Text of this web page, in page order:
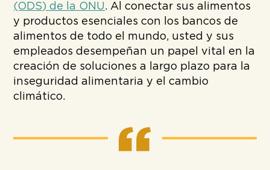
(ODS) de la ONU. Al conectar sus alimentos
y productos esenciales con los bancos de
alimentos de todo el mundo, usted y sus
empleados desempeñan un papel vital en la
creación de soluciones a largo plazo para la
inseguridad alimentaria y el cambio
climático.